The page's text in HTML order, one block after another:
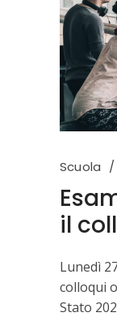
Scuola
il
Lunedì
colloqui
Stato